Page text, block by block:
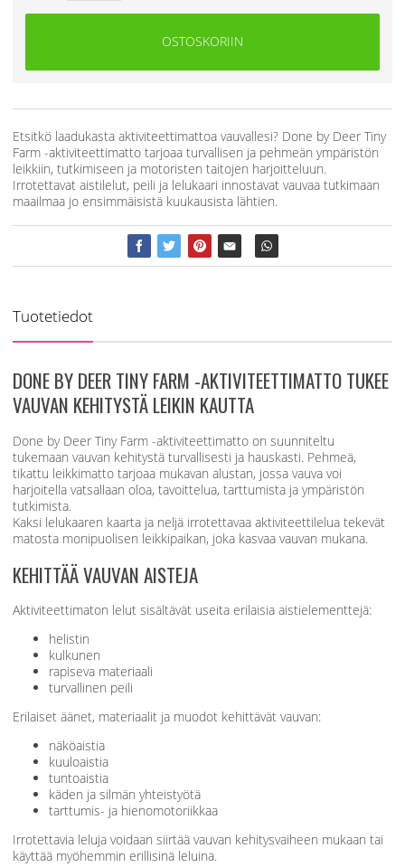
OSTOSKORIIN
Etsitkö laadukasta aktiviteettimattoa vauvallesi? Done by Deer Tiny
Farm -aktiviteettimatto tarjoaa turvallisen ja pehmeän ympäristön
leikkiin, tutkimiseen ja motoristen taitojen harjoitteluun.
Irrotettavat aistilelut, peili ja lelukaari innostavat vauvaa tutkimaan
maailmaa jo ensimmäisistä kuukausista lähtien.
Tuotetiedot
DONE BY DEER TINY FARM -AKTIVITEETTIMATTO TUKEE
VAUVAN KEHITYSTÄ LEIKIN KAUTTA
Done by Deer Tiny Farm -aktiviteettimatto on suunniteltu
tukemaan vauvan kehitystä turvallisesti ja hauskasti. Pehmeä,
tikattu leikkimatto tarjoaa mukavan alustan, jossa vauva voi
harjoitella vatsallaan oloa, tavoittelua, tarttumista ja ympäristön
tutkimista.
Kaksi lelukaaren kaarta ja neljä irrotettavaa aktiviteettilelua tekevät
matosta monipuolisen leikkipaikan, joka kasvaa vauvan mukana.
KEHITTÄÄ VAUVAN AISTEJA
Aktiviteettimaton lelut sisältävät useita erilaisia aistielementtejä:
helistin
kulkunen
rapiseva materiaali
turvallinen peili
Erilaiset äänet, materiaalit ja muodot kehittävät vauvan:
näköaistia
kuuloaistia
tuntoaistia
käden ja silmän yhteistyötä
tarttumis- ja hienomotoriikkaa
Irrotettavia leluja voidaan siirtää vauvan kehitysvaiheen mukaan tai
käyttää myöhemmin erillisinä leluina.